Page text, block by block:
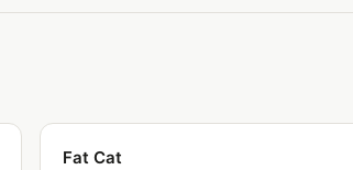
Fat Cat